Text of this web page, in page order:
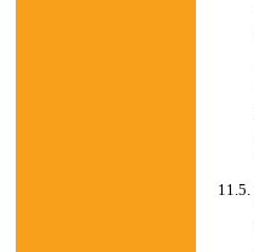
11.5.